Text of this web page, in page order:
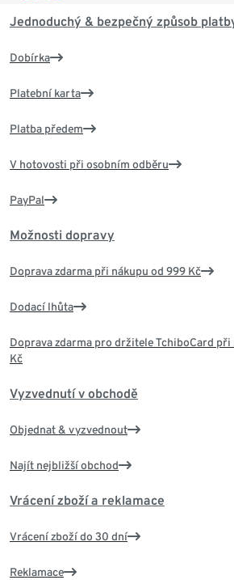
Jednoduchý & bezpečný způsob
Dobírka
Platební karta
Platba předem
V hotovosti při osobním odběru
PayPal
Možnosti dopravy
Doprava zdarma při nákupu od 999 Kč
Dodací lhůta
Doprava zdarma pro držitele TchiboCard
Kč
Vyzvednutí v obchodě
Objednat & vyzvednout
Najít nejbližší obchod
Vrácení zboží a reklamace
Vrácení zboží do 30 dní
Reklamace